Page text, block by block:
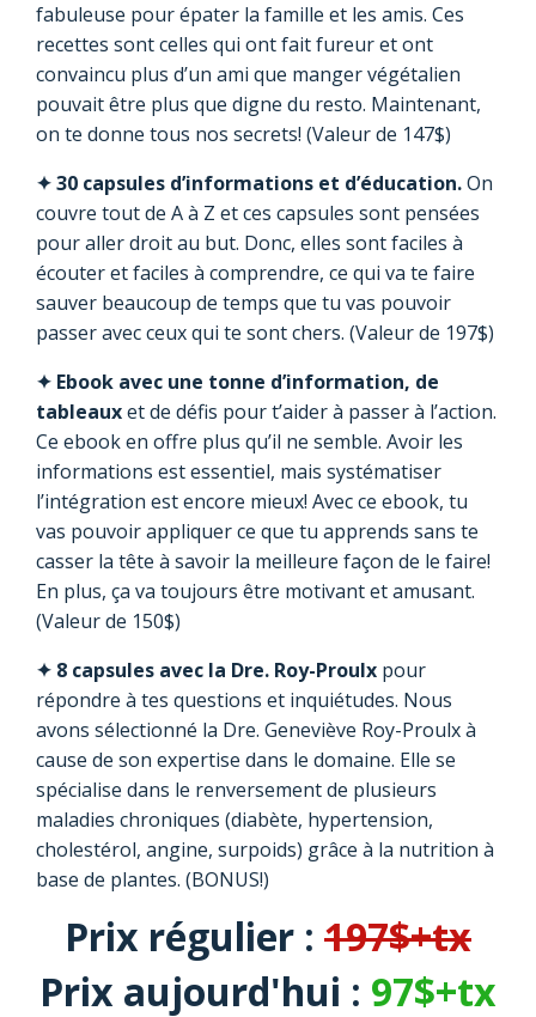
fabuleuse pour épater la famille et les amis. Ces
recettes sont celles qui ont fait fureur et ont
convaincu plus d’un ami que manger végétalien
pouvait être plus que digne du resto. Maintenant,
on te donne tous nos secrets! (Valeur de 147$)
✦ 30 capsules d’informations et d’éducation.On
couvre tout de A à Z et ces capsules sont pensées
pour aller droit au but. Donc, elles sont faciles à
écouter et faciles à comprendre, ce qui va te faire
sauver beaucoup de temps que tu vas pouvoir
passer avec ceux qui te sont chers. (Valeur de 197$)
✦ Ebook avec une tonne d’information, de
tableauxet de défis pour t’aider à passer à l’action.
Ce ebook en offre plus qu’il ne semble. Avoir les
informations est essentiel, mais systématiser
l’intégration est encore mieux! Avec ce ebook, tu
vas pouvoir appliquer ce que tu apprends sans te
casser la tête à savoir la meilleure façon de le faire!
En plus, ça va toujours être motivant et amusant.
(Valeur de 150$)
✦ 8 capsules avec la Dre. Roy-Proulx pour
répondre à tes questions et inquiétudes. Nous
avons sélectionné la Dre. Geneviève Roy-Proulx à
cause de son expertise dans le domaine. Elle se
spécialise dans le renversement de plusieurs
maladies chroniques (diabète, hypertension,
cholestérol, angine, surpoids) grâce à la nutrition à
base de plantes. (BONUS!)
Prix régulier : 197$+tx
Prix aujourd'hui : 97$+tx